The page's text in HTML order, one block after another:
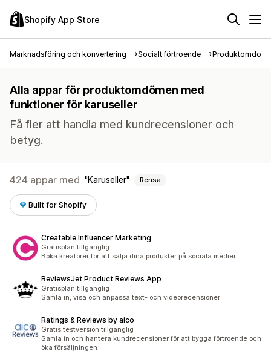
Shopify App Store
Marknadsföring och konvertering Socialt förtroende
Alla appar för produktomdömen med
funktioner för karuseller
Få fler att handla med kundrecensioner och
betyg.
424 appar med Karuseller Rensa
Built for Shopify
Creatable Influencer Marketing
Gratisplan tillgänglig
Boka kreatörer för att sälja dina produkter på sociala medier
ReviewsJet Product Reviews App
Gratisplan tillgänglig
Samla in, visa och anpassa text- och videorecensioner
Ratings & Reviews by aico
Gratis testversion tillgänglig
Samla in och hantera kundrecensioner för att bygga förtroende och
öka försäljningen